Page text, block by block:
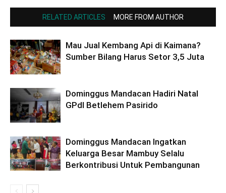
RELATED ARTICLES MORE FROM AUTHOR
Mau Jual Kembang Api di Kaimana?
Sumber Bilang Harus Setor 3,5 Juta
Dominggus Mandacan Hadiri Natal
GPdI Betlehem Pasirido
Dominggus Mandacan Ingatkan
Keluarga Besar Mambuy Selalu
Berkontribusi Untuk Pembangunan